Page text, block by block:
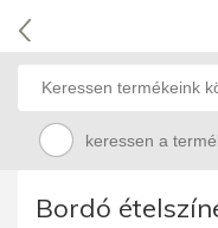
keressen a
Bordó